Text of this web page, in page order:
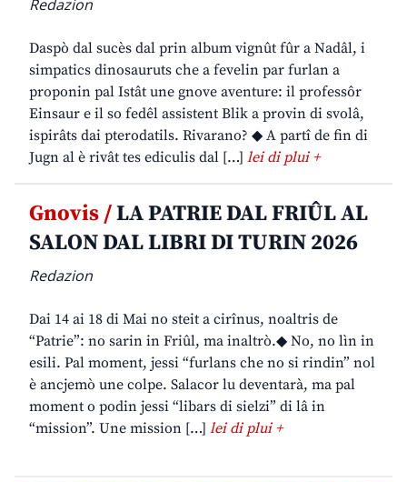
Redazion
Daspò dal sucès dal prin album vignût fûr a Nadâl, i
simpatics dinosauruts che a fevelin par furlan a
proponin pal Istât une gnove aventure: il professôr
Einsaur e il so fedêl assistent Blik a provin di svolâ,
ispirâts dai pterodatils. Rivarano? ◆ A partî de fin di
Jugn al è rivât tes ediculis dal […] lei di plui +
Gnovis /LA PATRIE DAL FRIÛL AL
SALON DAL LIBRI DI TURIN 2026
Redazion
Dai 14 ai 18 di Mai no steit a cirînus, noaltris de
“Patrie”: no sarin in Friûl, ma inaltrò.◆ No, no lìn in
esili. Pal moment, jessi “furlans che no si rindin” nol
è ancjemò une colpe. Salacor lu deventarà, ma pal
moment o podin jessi “libars di sielzi” di lâ in
“mission”. Une mission […] lei di plui +